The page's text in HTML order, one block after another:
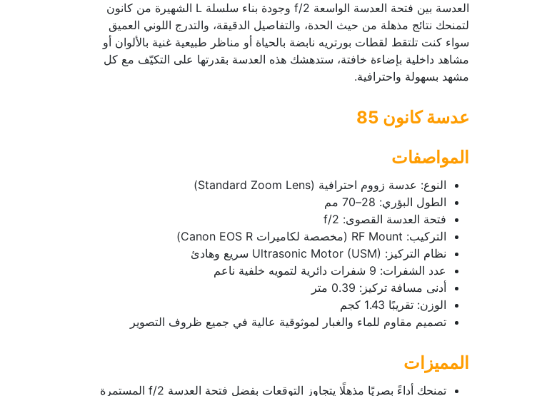
العدسة بين فتحة العدسة الواسعة f/2 وجودة بناء سلسلة L الشهيرة من كانون
لتمنحك نتائج مذهلة من حيث الحدة، والتفاصيل الدقيقة، والتدرج اللوني العميق
سواء كنت تلتقط لقطات بورتريه نابضة بالحياة أو مناظر طبيعية غنية بالألوان أو
مشاهد داخلية بإضاءة خافتة، ستدهشك هذه العدسة بقدرتها على التكيّف مع كل
مشهد بسهولة واحترافية.
عدسة كانون 85
المواصفات
النوع: عدسة زووم احترافية (Standard Zoom Lens)
الطول البؤري: 28–70 مم
فتحة العدسة القصوى: f/2
التركيب: RF Mount (مخصصة لكاميرات Canon EOS R)
نظام التركيز: Ultrasonic Motor (USM) سريع وهادئ
عدد الشفرات: 9 شفرات دائرية لتمويه خلفية ناعم
أدنى مسافة تركيز: 0.39 متر
الوزن: تقريبًا 1.43 كجم
تصميم مقاوم للماء والغبار لموثوقية عالية في جميع ظروف التصوير
المميزات
تمنحك أداءً بصريًا مذهلًا يتجاوز التوقعات بفضل فتحة العدسة f/2 المستمرة